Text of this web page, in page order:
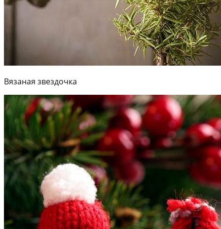
Вязаная звездочка